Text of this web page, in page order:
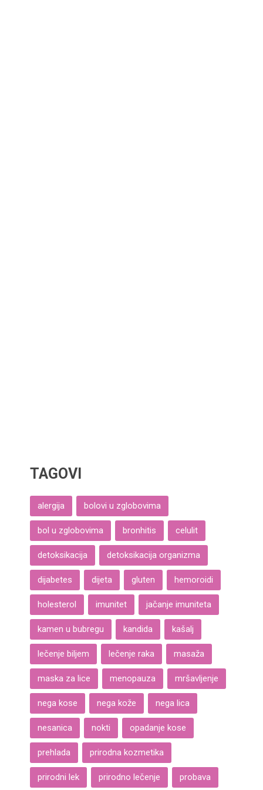
TAGOVI
alergija bolovi u zglobovima
bol u zglobovima bronhitis celulit
detoksikacija detoksikacija organizma
dijabetes dijeta gluten hemoroidi
holesterol imunitet jačanje imuniteta
kamen u bubregu kandida kašalj
lečenje biljem lečenje raka masaža
maska za lice menopauza mršavljenje
nega kose nega kože nega lica
nesanica nokti opadanje kose
prehlada prirodna kozmetika
prirodni lek prirodno lečenje probava